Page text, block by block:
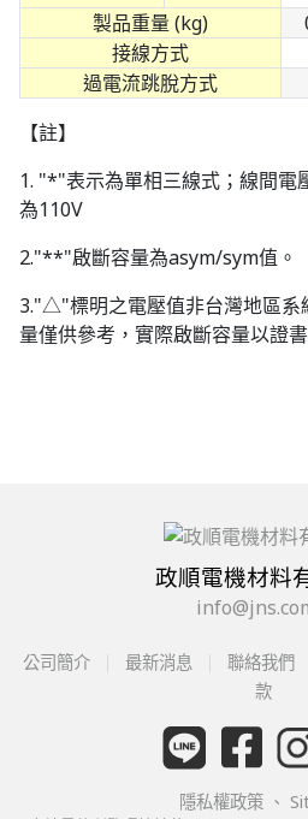
製品重量 (kg)
接線方式
過電流跳脫方式
【註】
1. "*"表示為單相三線式；線間電
為110V
2."**"啟斷容量為asym/sym值。
3."△"標明之電壓值非台灣地區系
量僅供參考，實際啟斷容量以證
政順電機材料
公司簡介 最新消息 聯絡我們
款
隱私權政策 、